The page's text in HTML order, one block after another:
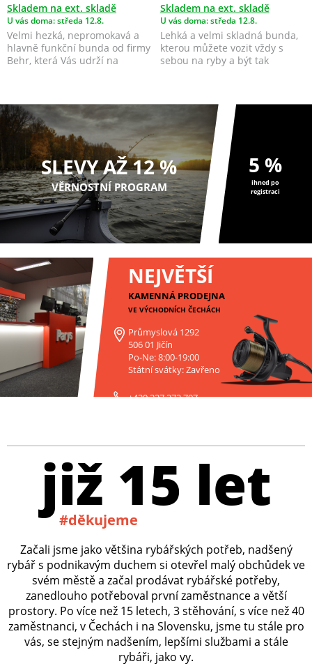
Skladem na ext. skladě
U vás doma: středa 12.8.
Velmi hezká, nepromokavá a
hlavně funkční bunda od firmy
Behr, která Vás udrží na
Skladem na ext. skladě
U vás doma: středa 12.8.
Lehká a velmi skladná bunda,
kterou můžete vozit vždy s
sebou na ryby a být tak
SLEVY AŽ 12 %
VĚRNOSTNÍ PROGRAM
5 %
ihned po
registraci
NEJVĚTŠÍ
KAMENNÁ PRODEJNA
VE VÝCHODNÍCH ČECHÁCH
Průmyslová 1292
506 01 Jičín
Po-Ne: 8:00-19:00
Státní svátky: Zavřeno
+420 227 272 797
již 15 let
#děkujeme
Začali jsme jako většina rybářských potřeb, nadšený
rybář s podnikavým duchem si otevřel malý obchůdek ve
svém městě a začal prodávat rybářské potřeby,
zanedlouho potřeboval první zaměstnance a větší
prostory. Po více než 15 letech, 3 stěhování, s více než 40
zaměstnanci, v Čechách i na Slovensku, jsme tu stále pro
vás, se stejným nadšením, lepšími službami a stále
rybáři, jako vy.